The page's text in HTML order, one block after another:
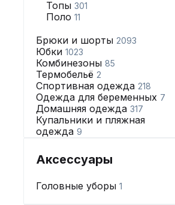
Топы 301
Поло 11
Брюки и шорты 2093
Юбки 1023
Комбинезоны 85
Термобельё 2
Спортивная одежда 218
Одежда для беременных 7
Домашняя одежда 317
Купальники и пляжная
одежда 9
Аксессуары
Головные уборы 1